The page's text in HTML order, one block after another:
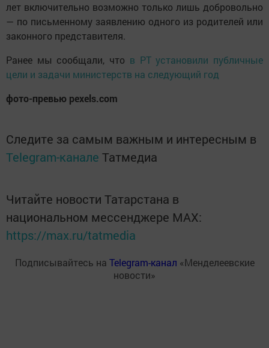
лет включительно возможно только лишь добровольно
— по письменному заявлению одного из родителей или
законного представителя.
Ранее мы сообщали, что в РТ установили публичные
цели и задачи министерств на следующий год
фото-превью pexels.com
Следите за самым важным и интересным в
Telegram-канале Татмедиа
Читайте новости Татарстана в
национальном мессенджере MАХ:
https://max.ru/tatmedia
Подписывайтесь на Telegram-канал «Менделеевские
новости»